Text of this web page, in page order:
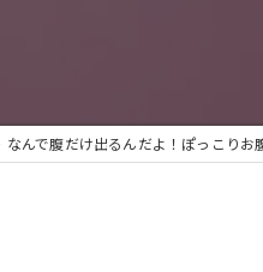
なんで腹だけ出るんだよ！ぽっこりお